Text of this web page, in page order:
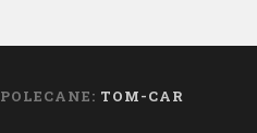
POLECANE: TOM-CAR